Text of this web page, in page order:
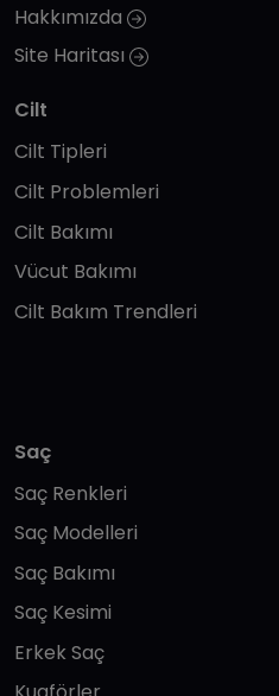
Hakkımızda
Site Haritası
Cilt
Cilt Tipleri
Cilt Problemleri
Cilt Bakımı
Vücut Bakımı
Cilt Bakım Trendleri
Saç
Saç Renkleri
Saç Modelleri
Saç Bakımı
Saç Kesimi
Erkek Saç